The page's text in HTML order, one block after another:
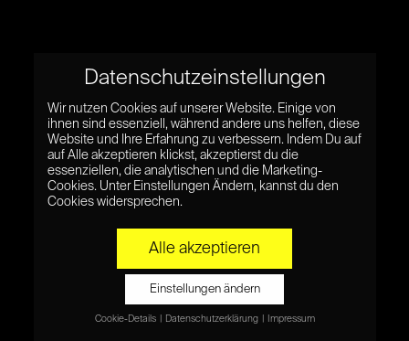
Datenschutzeinstellungen
Wir nutzen Cookies auf unserer Website. Einige von
ihnen sind essenziell, während andere uns helfen, diese
Website und Ihre Erfahrung zu verbessern. Indem Du auf
auf Alle akzeptieren klickst, akzeptierst du die
essenziellen, die analytischen und die Marketing-
Cookies. Unter Einstellungen Ändern, kannst du den
Cookies widersprechen.
Alle akzeptieren
Einstellungen ändern
Cookie-Details Datenschutzerklärung Impressum